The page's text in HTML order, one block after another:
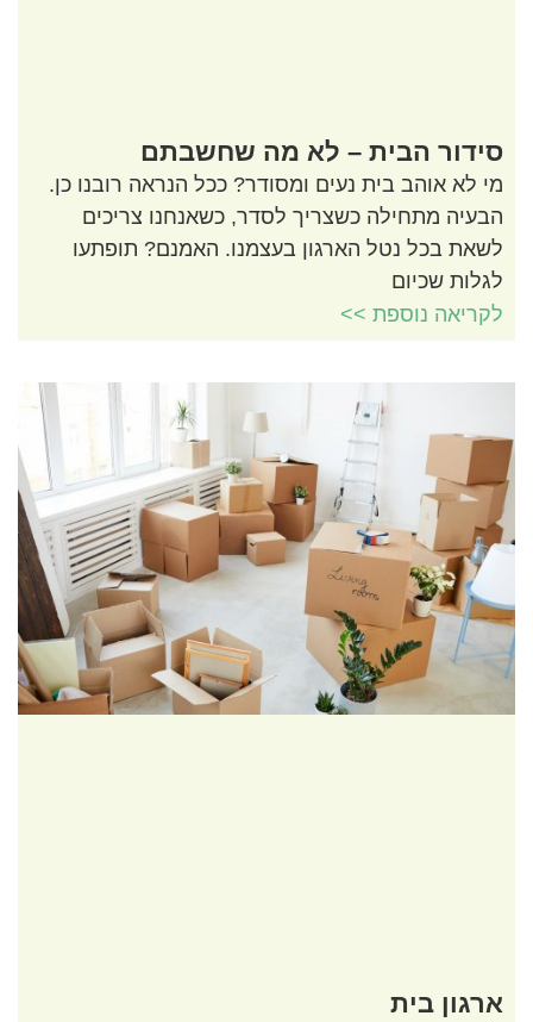
סידור הבית – לא מה שחשבתם
מי לא אוהב בית נעים ומסודר? ככל הנראה רובנו כן.
הבעיה מתחילה כשצריך לסדר, כשאנחנו צריכים
לשאת בכל נטל הארגון בעצמנו. האמנם? תופתעו
לגלות שכיום
לקריאה נוספת >>
ארגון בית